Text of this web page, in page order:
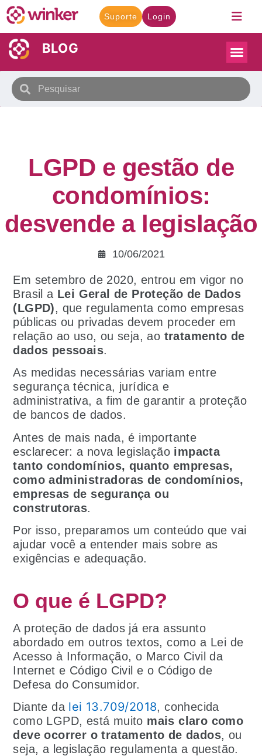
Suporte Login
BLOG
LGPD e gestão de
condomínios:
desvende a legislação
10/06/2021
Em setembro de 2020, entrou em vigor no
Brasil a Lei Geral de Proteção de Dados
(LGPD), que regulamenta como empresas
públicas ou privadas devem proceder em
relação ao uso, ou seja, ao tratamento de
dados pessoais.
As medidas necessárias variam entre
segurança técnica, jurídica e
administrativa, a fim de garantir a proteção
de bancos de dados.
Antes de mais nada, é importante
esclarecer: a nova legislação impacta
tanto condomínios, quanto empresas,
como administradoras de condomínios,
empresas de segurança ou
construtoras.
Por isso, preparamos um conteúdo que vai
ajudar você a entender mais sobre as
exigências e adequação.
O que é LGPD?
A proteção de dados já era assunto
abordado em outros textos, como a Lei de
Acesso à Informação, o Marco Civil da
Internet e Código Civil e o Código de
Defesa do Consumidor.
Diante da lei 13.709/2018, conhecida
como LGPD, está muito mais claro como
deve ocorrer o tratamento de dados, ou
seja, a legislação regulamenta a questão.